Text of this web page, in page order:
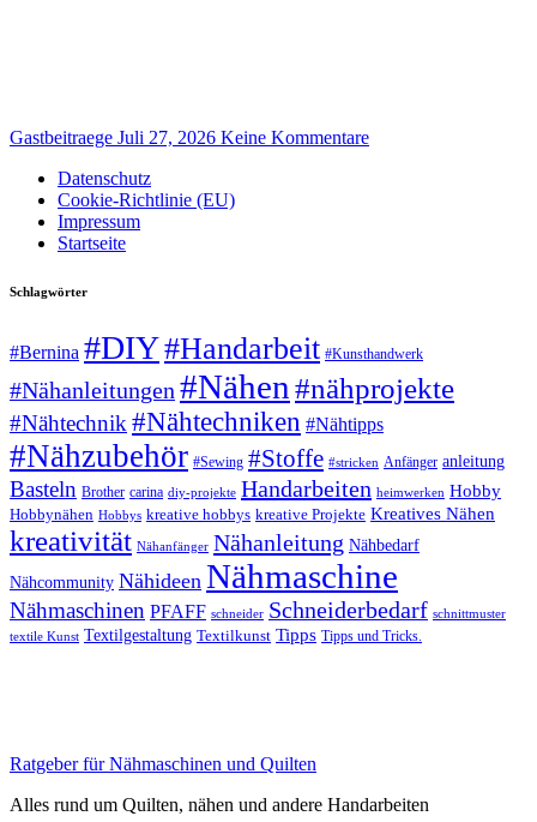
Gastbeitraege Juli 27, 2026 Keine Kommentare
Datenschutz
Cookie-Richtlinie (EU)
Impressum
Startseite
Schlagwörter
#Bernina #DIY#Handarbeit #Kunsthandwerk
#Nähanleitungen #Nähen #nähprojekte
#Nähtechnik #Nähtechniken #Nähtipps
#Nähzubehör #Sewing #Stoffe #stricken Anfänger anleitung
Basteln Brother carina diy-projekte Handarbeiten heimwerken Hobby
Hobbynähen Hobbys kreative hobbys kreative Projekte Kreatives Nähen
kreativität Nähanfänger Nähanleitung Nähbedarf
Nähcommunity Nähideen Nähmaschine
Nähmaschinen PFAFF schneider Schneiderbedarf schnittmuster
textile Kunst Textilgestaltung Textilkunst Tipps Tipps und Tricks.
Ratgeber für Nähmaschinen und Quilten
Alles rund um Quilten, nähen und andere Handarbeiten